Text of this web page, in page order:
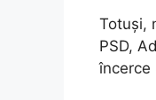
Totuși,
PSD,
încerce